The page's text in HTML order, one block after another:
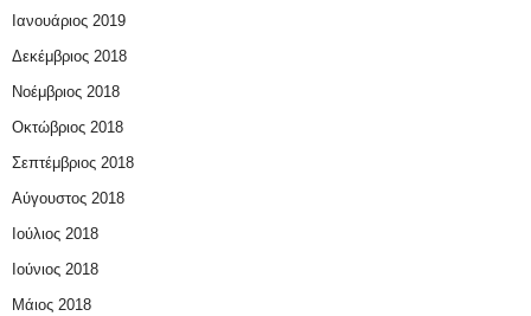
Ιανουάριος 2019
Δεκέμβριος 2018
Νοέμβριος 2018
Οκτώβριος 2018
Σεπτέμβριος 2018
Αύγουστος 2018
Ιούλιος 2018
Ιούνιος 2018
Μάιος 2018